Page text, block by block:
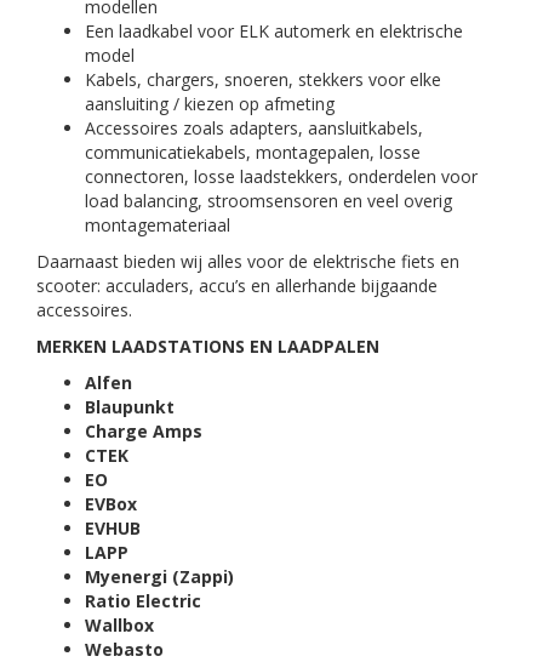
modellen
Een laadkabel voor ELK automerk en elektrische
model
Kabels, chargers, snoeren, stekkers voor elke
aansluiting / kiezen op afmeting
Accessoires zoals adapters, aansluitkabels,
communicatiekabels, montagepalen, losse
connectoren, losse laadstekkers, onderdelen voor
load balancing, stroomsensoren en veel overig
montagemateriaal
Daarnaast bieden wij alles voor de elektrische fiets en
scooter: acculaders, accu’s en allerhande bijgaande
accessoires.
MERKEN LAADSTATIONS EN LAADPALEN
Alfen
Blaupunkt
Charge Amps
CTEK
EO
EVBox
EVHUB
LAPP
Myenergi (Zappi)
Ratio Electric
Wallbox
Webasto